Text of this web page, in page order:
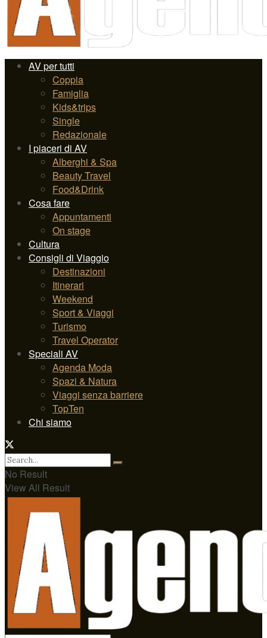
AV per tutti
Coppia
Famiglia
Kids&trips
Single
Redazionale
I piaceri di AV
Alberghi & Spa
Beauty Travel
Food&Drink
Cosa fare
Appuntamenti
On stage
Cultura
Consigli di Viaggio
Destinazioni
Itinerari
Weekend
Sport & Viaggi
Turismo
Travel Operator
Speciali AV
Agenda Moda
Spazi & Natura
Viaggi senza barriere
TopTen
Chi siamo
No Result
View All Result